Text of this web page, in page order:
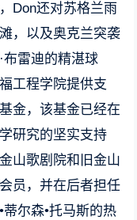
Don还对苏格兰雨
，以及奥克兰突袭
布雷迪的精湛球
工程学院提供支
金，该基金已经在
研究的坚实支持
山歌剧院和旧金山
员，并在后者担任
尔森•托马斯的热